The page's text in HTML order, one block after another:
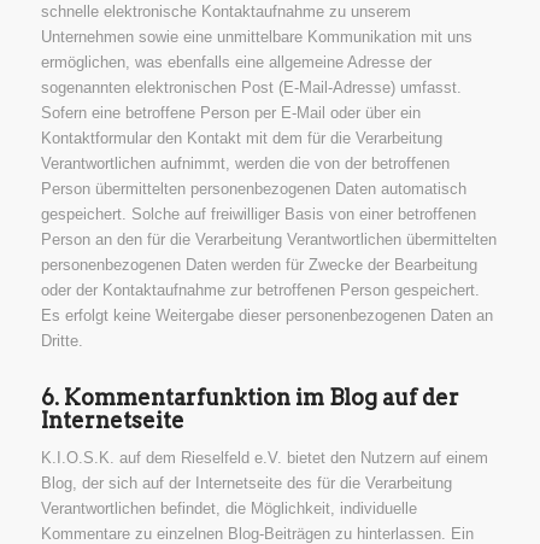
schnelle elektronische Kontaktaufnahme zu unserem
Unternehmen sowie eine unmittelbare Kommunikation mit uns
ermöglichen, was ebenfalls eine allgemeine Adresse der
sogenannten elektronischen Post (E-Mail-Adresse) umfasst.
Sofern eine betroffene Person per E-Mail oder über ein
Kontaktformular den Kontakt mit dem für die Verarbeitung
Verantwortlichen aufnimmt, werden die von der betroffenen
Person übermittelten personenbezogenen Daten automatisch
gespeichert. Solche auf freiwilliger Basis von einer betroffenen
Person an den für die Verarbeitung Verantwortlichen übermittelten
personenbezogenen Daten werden für Zwecke der Bearbeitung
oder der Kontaktaufnahme zur betroffenen Person gespeichert.
Es erfolgt keine Weitergabe dieser personenbezogenen Daten an
Dritte.
6. Kommentarfunktion im Blog auf der
Internetseite
K.I.O.S.K. auf dem Rieselfeld e.V. bietet den Nutzern auf einem
Blog, der sich auf der Internetseite des für die Verarbeitung
Verantwortlichen befindet, die Möglichkeit, individuelle
Kommentare zu einzelnen Blog-Beiträgen zu hinterlassen. Ein